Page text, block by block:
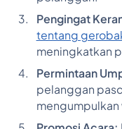
Pengingat
tentang
meningkatkan
Permintaan
pelanggan
mengumpulkan